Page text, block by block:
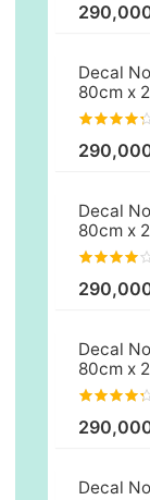
Decal
80cm x
Decal
80cm x
Decal
80cm x
Decal